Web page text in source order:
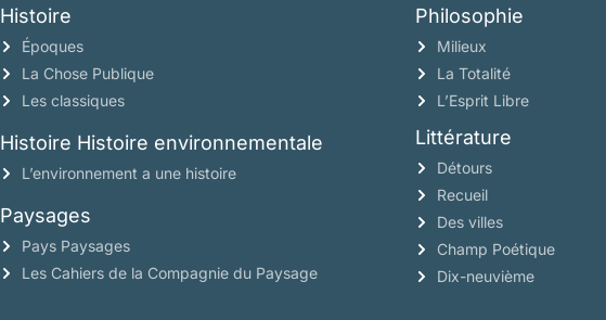
Histoire
Époques
La Chose Publique
Les classiques
Histoire Histoire environnementale
L’environnement a une histoire
Paysages
Pays Paysages
Les Cahiers de la Compagnie du Paysage
Philosophie
Milieux
La Totalité
L’Esprit Libre
Littérature
Détours
Recueil
Des villes
Champ Poétique
Dix-neuvième